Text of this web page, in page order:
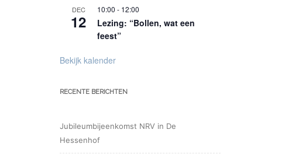
DEC
12
10:00 - 12:00
Lezing: “Bollen, wat een
feest”
Bekijk kalender
RECENTE BERICHTEN
Jubileumbijeenkomst NRV in De
Hessenhof